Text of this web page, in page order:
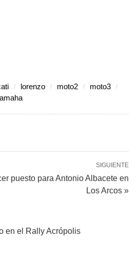
lorenzo moto2
moto3
SIGUIENTE
puesto para Antonio Albacete en
Los Arcos »
en el Rally Acrópolis